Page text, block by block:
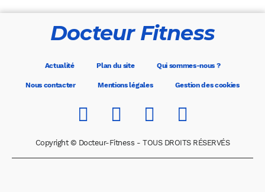
Docteur Fitness
Actualité Plan du site Qui sommes-nous ?
Nous contacter Mentions légales Gestion des cookies
Copyright © Docteur-Fitness - TOUS DROITS RÉSERVÉS